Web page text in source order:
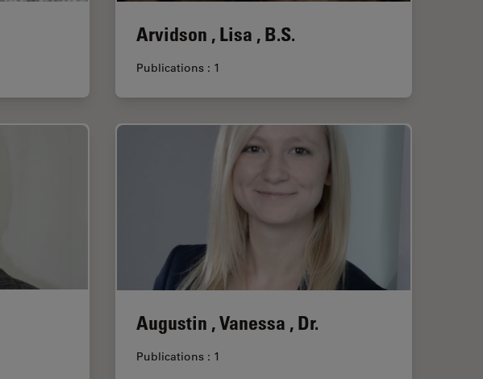
Arvidson , Lisa , B.S.
Publications : 1
Augustin , Vanessa , Dr.
Publications : 1